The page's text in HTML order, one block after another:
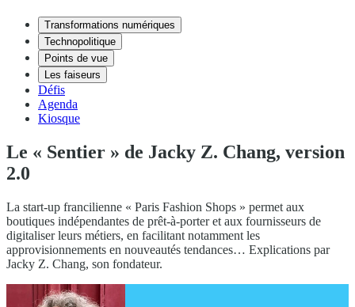
Transformations numériques
Technopolitique
Points de vue
Les faiseurs
Défis
Agenda
Kiosque
Le « Sentier » de Jacky Z. Chang, version
2.0
La start-up francilienne « Paris Fashion Shops » permet aux
boutiques indépendantes de prêt-à-porter et aux fournisseurs de
digitaliser leurs métiers, en facilitant notamment les
approvisionnements en nouveautés tendances… Explications par
Jacky Z. Chang, son fondateur.